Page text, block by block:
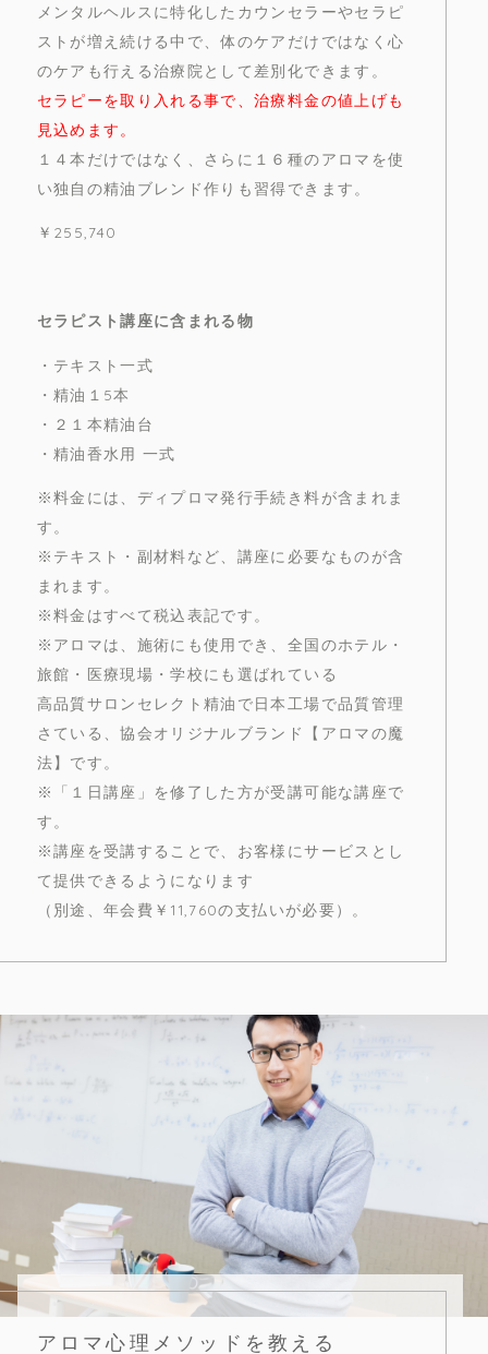
メンタルヘルスに特化したカウンセラーやセラピ
ストが増え続ける中で、体のケアだけではなく心
のケアも行える治療院として差別化できます。
セラピーを取り入れる事で、治療料金の値上げも
見込めます。
１４本だけではなく、さらに１６種のアロマを使
い独自の精油ブレンド作りも習得できます。
￥255,740
セラピスト講座に含まれる物
・テキスト一式
・精油１5本
・２１本精油台
・精油香水用 一式
※料金には、ディプロマ発行手続き料が含まれま
す。
※テキスト・副材料など、講座に必要なものが含
まれます。
※料金はすべて税込表記です。
※アロマは、施術にも使用でき、全国のホテル・
旅館・医療現場・学校にも選ばれている
高品質サロンセレクト精油で日本工場で品質管理
さている、協会オリジナルブランド【アロマの魔
法】です。
※「１日講座」を修了した方が受講可能な講座で
す。
※講座を受講することで、お客様にサービスとし
て提供できるようになります
（別途、年会費￥11,760の支払いが必要）。
アロマ心理メソッドを教える